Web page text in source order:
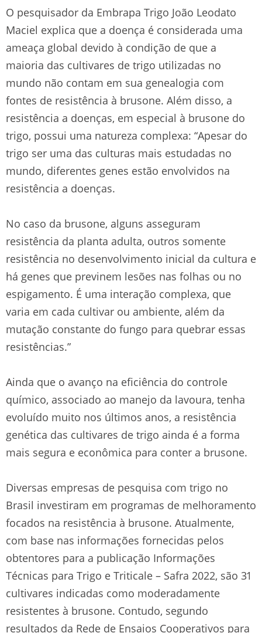
O pesquisador da Embrapa Trigo João Leodato
Maciel explica que a doença é considerada uma
ameaça global devido à condição de que a
maioria das cultivares de trigo utilizadas no
mundo não contam em sua genealogia com
fontes de resistência à brusone. Além disso, a
resistência a doenças, em especial à brusone do
trigo, possui uma natureza complexa: “Apesar do
trigo ser uma das culturas mais estudadas no
mundo, diferentes genes estão envolvidos na
resistência a doenças.
No caso da brusone, alguns asseguram
resistência da planta adulta, outros somente
resistência no desenvolvimento inicial da cultura e
há genes que previnem lesões nas folhas ou no
espigamento. É uma interação complexa, que
varia em cada cultivar ou ambiente, além da
mutação constante do fungo para quebrar essas
resistências.”
Ainda que o avanço na eficiência do controle
químico, associado ao manejo da lavoura, tenha
evoluído muito nos últimos anos, a resistência
genética das cultivares de trigo ainda é a forma
mais segura e econômica para conter a brusone.
Diversas empresas de pesquisa com trigo no
Brasil investiram em programas de melhoramento
focados na resistência à brusone. Atualmente,
com base nas informações fornecidas pelos
obtentores para a publicação Informações
Técnicas para Trigo e Triticale – Safra 2022, são 31
cultivares indicadas como moderadamente
resistentes à brusone. Contudo, segundo
resultados da Rede de Ensaios Cooperativos para